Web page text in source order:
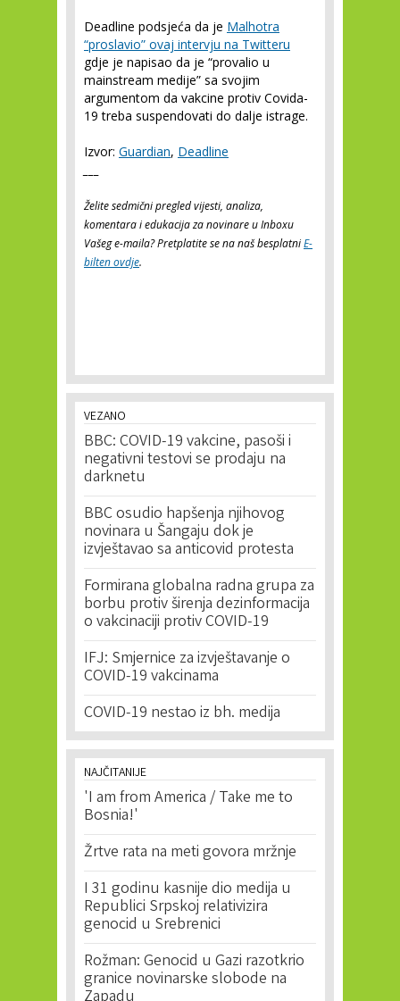
Deadline podsjeća da je Malhotra
“proslavio” ovaj intervju na Twitteru
gdje je napisao da je “provalio u
mainstream medije” sa svojim
argumentom da vakcine protiv Covida-
19 treba suspendovati do dalje istrage.
Izvor: Guardian, Deadline
Želite sedmični pregled vijesti, analiza,
komentara i edukacija za novinare u Inboxu
Vašeg e-maila? Pretplatite se na naš besplatniE-
bilten ovdje.
VEZANO
BBC: COVID-19 vakcine, pasoši i
negativni testovi se prodaju na
darknetu
BBC osudio hapšenja njihovog
novinara u Šangaju dok je
izvještavao sa anticovid protesta
Formirana globalna radna grupa za
borbu protiv širenja dezinformacija
o vakcinaciji protiv COVID-19
IFJ: Smjernice za izvještavanje o
COVID-19 vakcinama
COVID-19 nestao iz bh. medija
NAJČITANIJE
'I am from America / Take me to
Bosnia!'
Žrtve rata na meti govora mržnje
I 31 godinu kasnije dio medija u
Republici Srpskoj relativizira
genocid u Srebrenici
Rožman: Genocid u Gazi razotkrio
granice novinarske slobode na